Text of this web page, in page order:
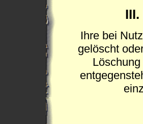
Ihre bei
gelöscht